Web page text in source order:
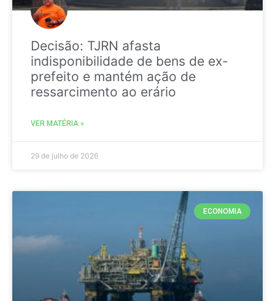
Decisão: TJRN afasta
indisponibilidade de bens de ex-
prefeito e mantém ação de
ressarcimento ao erário
VER MATÉRIA »
29 de julho de 2026
ECONOMIA